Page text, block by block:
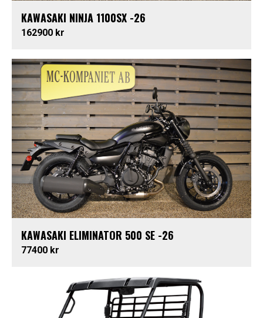
KAWASAKI NINJA 1100SX -26
162900 kr
KAWASAKI ELIMINATOR 500 SE -26
77400 kr